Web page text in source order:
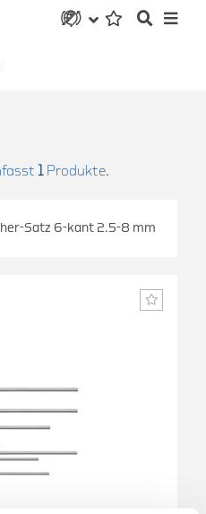
1 Produkte.
Satz 6-kant 2.5-8 mm